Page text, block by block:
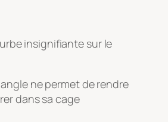
insignifiante sur le
ne permet de rendre
dans sa cage